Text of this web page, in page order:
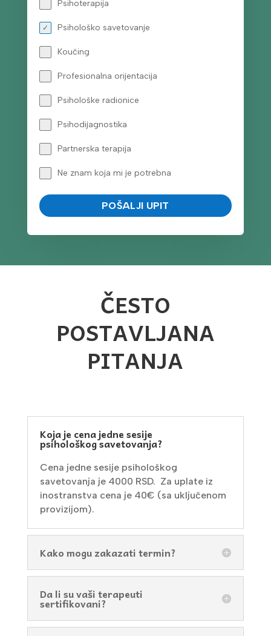
Psihoterapija
Psihološko savetovanje
Koučing
Profesionalna orijentacija
Psihološke radionice
Psihodijagnostika
Partnerska terapija
Ne znam koja mi je potrebna
POŠALJI UPIT
ČESTO
POSTAVLJANA
PITANJA
Koja je cena jedne sesije
psihološkog savetovanja?
Cena jedne sesije psihološkog
savetovanja je 4000 RSD. Za uplate iz
inostranstva cena je 40€ (sa uključenom
provizijom).
Kako mogu zakazati termin?
Da li su vaši terapeuti
sertifikovani?